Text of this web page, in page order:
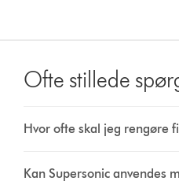
Ofte stillede
Hvor ofte skal jeg rengøre
Kan Supersonic anvendes